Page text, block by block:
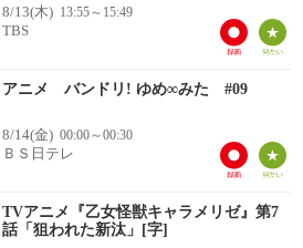
8/13(木) 13:55～15:49
TBS
アニメ バンドリ! ゆめ∞みた #09
8/14(金) 00:00～00:30
ＢＳ日テレ
TVアニメ『乙女怪獣キャラメリゼ』第7
話「狙われた新汰」[字]